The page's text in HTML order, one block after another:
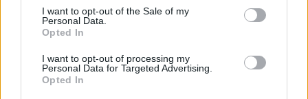
I want to opt-out of the Sale of my
Personal Data.
Opted In
I want to opt-out of processing my
Personal Data for Targeted Advertising.
Opted In
dārzeņiem.
Saistītie raksti